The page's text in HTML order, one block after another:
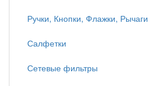
Ручки, Кнопки, Флажки, Рычаги
Салфетки
Сетевые фильтры